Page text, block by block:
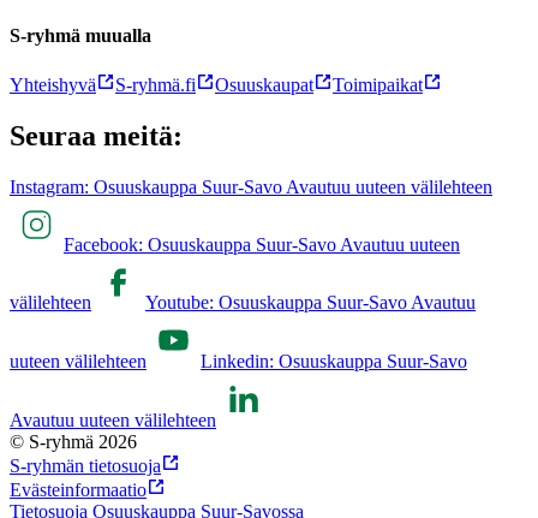
S-ryhmä muualla
Yhteishyvä S-ryhmä.fi Osuuskaupat Toimipaikat
Seuraa meitä:
Instagram: Osuuskauppa Suur-Savo Avautuu uuteen välilehteen
Facebook: Osuuskauppa Suur-Savo Avautuu uuteen
välilehteen Youtube: Osuuskauppa Suur-Savo Avautuu
uuteen välilehteen Linkedin: Osuuskauppa Suur-Savo
Avautuu uuteen välilehteen
© S-ryhmä 2026
S-ryhmän tietosuoja
Evästeinformaatio
Tietosuoja Osuuskauppa Suur-Savossa